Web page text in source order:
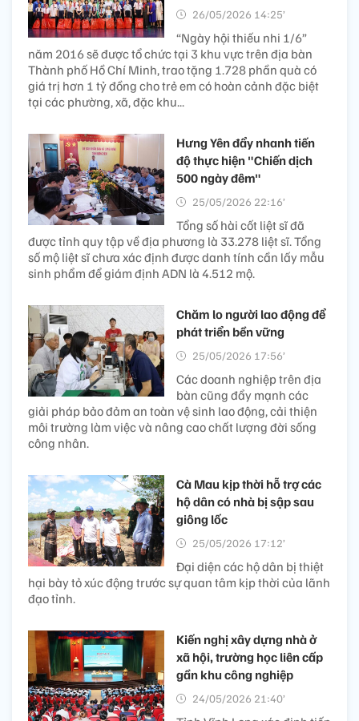
26/05/2026 14:25’
“Ngày hội thiếu nhi 1/6”
năm 2016 sẽ được tổ chức tại 3 khu vực trên địa bàn
Thành phố Hồ Chí Minh, trao tặng 1.728 phần quà có
giá trị hơn 1 tỷ đồng cho trẻ em có hoàn cảnh đặc biệt
tại các phường, xã, đặc khu...
Hưng Yên đẩy nhanh tiến
độ thực hiện "Chiến dịch
500 ngày đêm"
25/05/2026 22:16’
Tổng số hài cốt liệt sĩ đã
được tỉnh quy tập về địa phương là 33.278 liệt sĩ. Tổng
số mộ liệt sĩ chưa xác định được danh tính cần lấy mẫu
sinh phẩm để giám định ADN là 4.512 mộ.
Chăm lo người lao động để
phát triển bền vững
25/05/2026 17:56’
Các doanh nghiệp trên địa
bàn cũng đẩy mạnh các
giải pháp bảo đảm an toàn vệ sinh lao động, cải thiện
môi trường làm việc và nâng cao chất lượng đời sống
công nhân.
Cà Mau kịp thời hỗ trợ các
hộ dân có nhà bị sập sau
giông lốc
25/05/2026 17:12’
Đại diện các hộ dân bị thiệt
hại bày tỏ xúc động trước sự quan tâm kịp thời của lãnh
đạo tỉnh.
Kiến nghị xây dựng nhà ở
xã hội, trường học liên cấp
gần khu công nghiệp
24/05/2026 21:40’